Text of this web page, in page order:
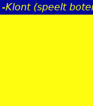
(speelt